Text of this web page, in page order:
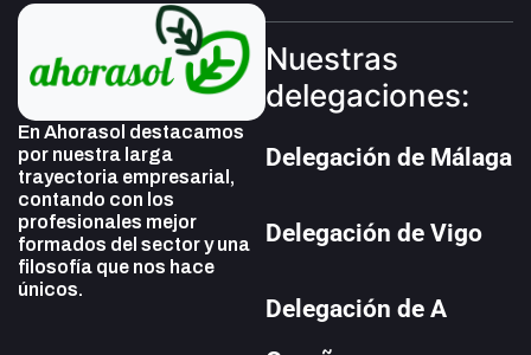
En Ahorasol destacamos
por nuestra larga
trayectoria empresarial,
contando con los
profesionales mejor
formados del sector y una
filosofía que nos hace
únicos.
Nuestras
delegaciones:
Delegación de Málaga
Delegación de Vigo
Delegación de A